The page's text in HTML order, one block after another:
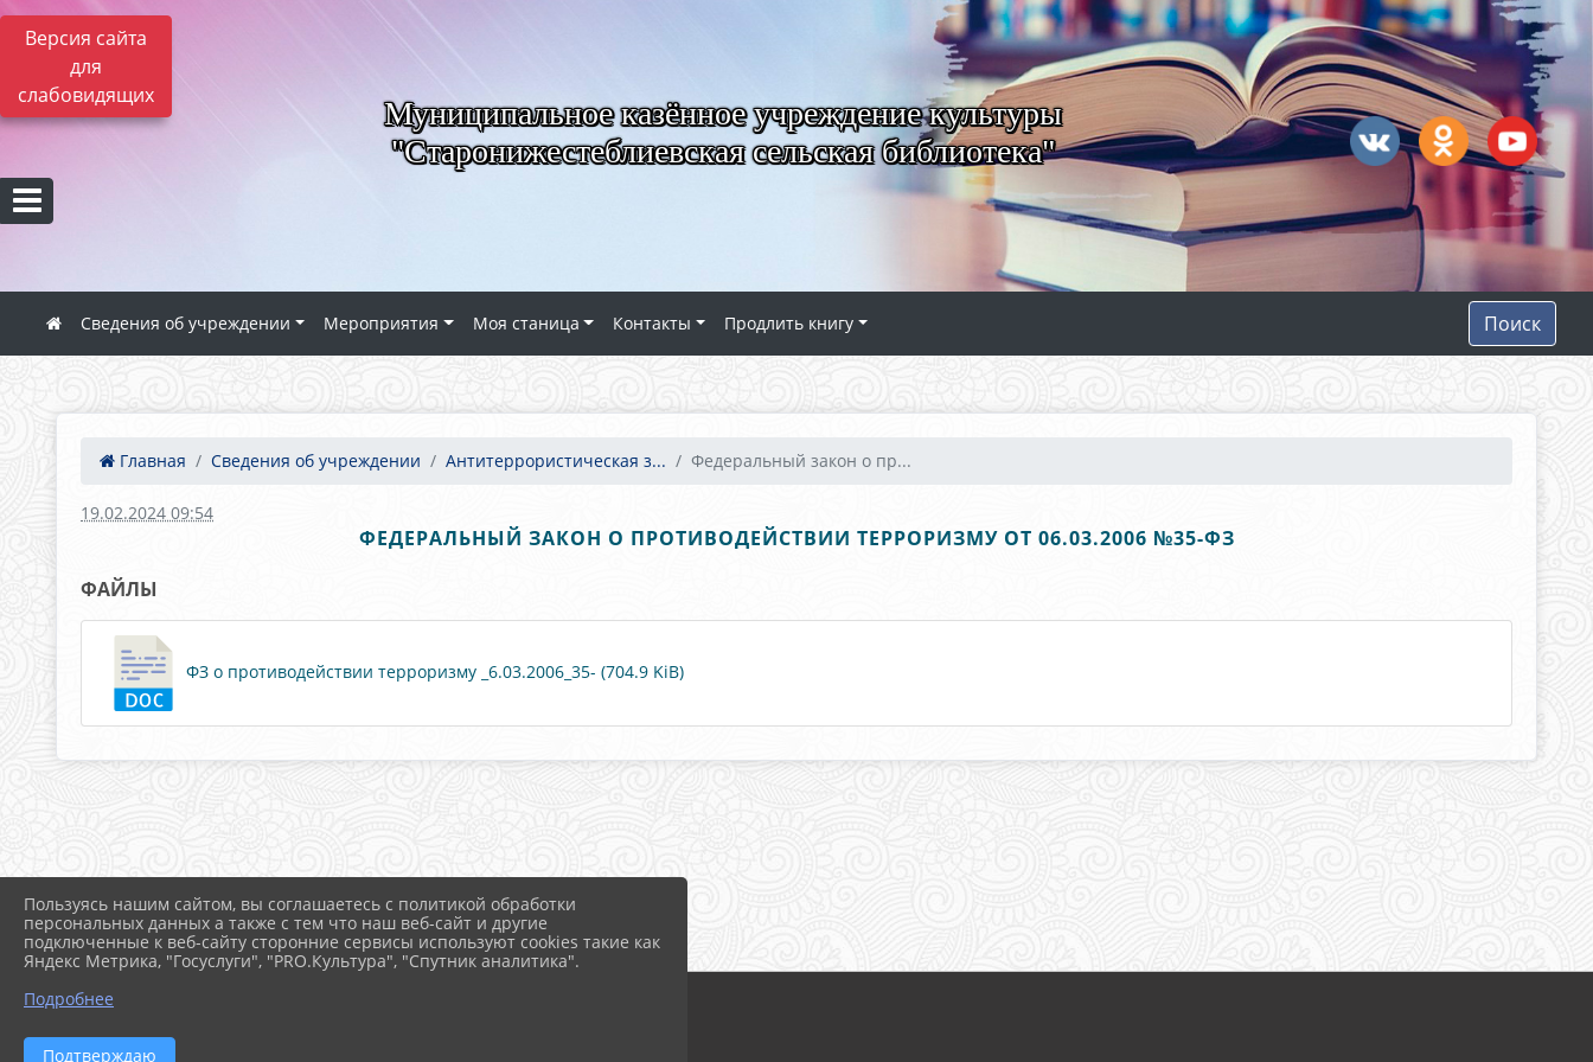
Версия сайта
для
слабовидящих
Муниципальное казённое учреждение культуры
"Старонижестеблиевская сельская библиотека"
Сведения об учреждении Мероприятия Моя станица Контакты Продлить книгу Поиск
Главная Сведения об учреждении Антитеррористическая з... Федеральный закон о пр...
19.02.2024 09:54
ФЕДЕРАЛЬНЫЙ ЗАКОН О ПРОТИВОДЕЙСТВИИ ТЕРРОРИЗМУ ОТ 06.03.2006 №35-ФЗ
ФАЙЛЫ
ФЗ о противодействии терроризму _6.03.2006_35- (704.9 KiB)
Пользуясь нашим сайтом, вы соглашаетесь с политикой обработки
персональных данных а также с тем что наш веб-сайт и другие
подключенные к веб-сайту сторонние сервисы используют cookies такие как
Яндекс Метрика, "Госуслуги", "PRO.Культура", "Спутник аналитика".
Подробнее
Подтверждаю